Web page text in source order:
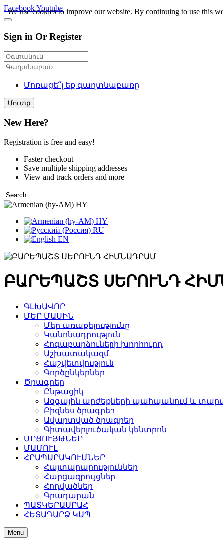
FacebookYoutube
Sign in Or Register
Մոռացե՞լ եք գաղտնաբառը
Մուտք
New Here?
Registration is free and easy!
Faster checkout
Save multiple shipping addresses
View and track orders and more
HY
HY
RU
EN
ԲԱՐԵՊԱՇՏ ՍԵՐՈՒՆԴ
ԳԼԽԱՎՈՐ
ՄԵՐ ՄԱՍԻՆ
Մեր առաքելությունը
Կանոնադրություն
Հոգաբարձուների խորհուրդ
Աշխատակազմ
Հաշվետվություն
Գործընկերներ
Ծրագրեր
Ընթացիկ
Ազգային արժեքների պահպանում և
Բիզնես ծրագրեր
Ավարտված ծրագրեր
Գիտավերլուծական կենտրոն
ՄՐՑՈՒՅԹՆԵՐ
ՄԱՄՈՒԼ
ՀՐԱՊԱՐԱԿՈՒՄՆԵՐ
Հայտարարություններ
Հարցազրույցներ
Հոդվածներ
Գրադարան
ՊԱՏԿԵՐԱՍՐԱՀ
ՀԵՏԱԴԱՐՁ ԿԱՊ
Menu
We use cookies to improve our website. By continuing to use this